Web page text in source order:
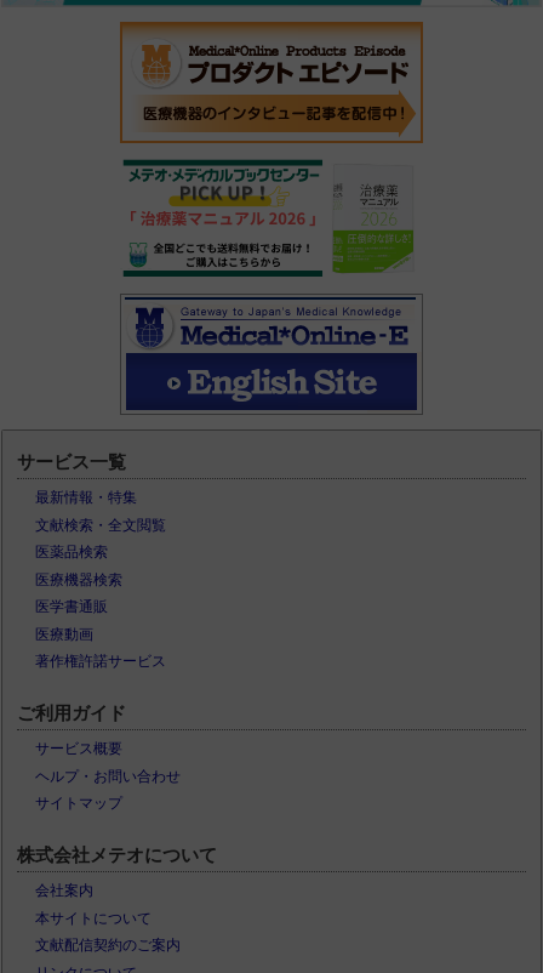
サービス一覧
最新情報・特集
文献検索・全文閲覧
医薬品検索
医療機器検索
医学書通販
医療動画
著作権許諾サービス
ご利用ガイド
サービス概要
ヘルプ・お問い合わせ
サイトマップ
株式会社メテオについて
会社案内
本サイトについて
文献配信契約のご案内